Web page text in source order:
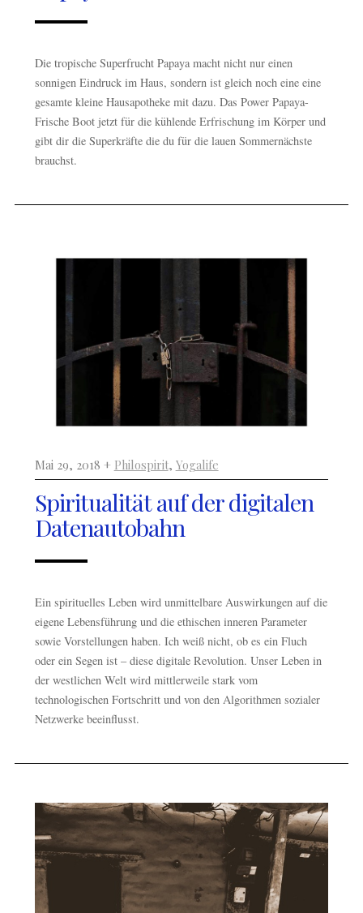
Die tropische Superfrucht Papaya macht nicht nur einen
sonnigen Eindruck im Haus, sondern ist gleich noch eine eine
gesamte kleine Hausapotheke mit dazu. Das Power Papaya-
Frische Boot jetzt für die kühlende Erfrischung im Körper und
gibt dir die Superkräfte die du für die lauen Sommernächste
brauchst.
Mai 29, 2018 + Philospirit, Yogalife
Spiritualität auf der digitalen
Datenautobahn
Ein spirituelles Leben wird unmittelbare Auswirkungen auf die
eigene Lebensführung und die ethischen inneren Parameter
sowie Vorstellungen haben. Ich weiß nicht, ob es ein Fluch
oder ein Segen ist – diese digitale Revolution. Unser Leben in
der westlichen Welt wird mittlerweile stark vom
technologischen Fortschritt und von den Algorithmen sozialer
Netzwerke beeinflusst.